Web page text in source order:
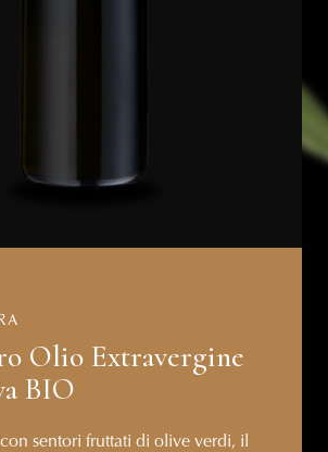
Olio Extravergine
BIO
sentori fruttati di olive verdi, il